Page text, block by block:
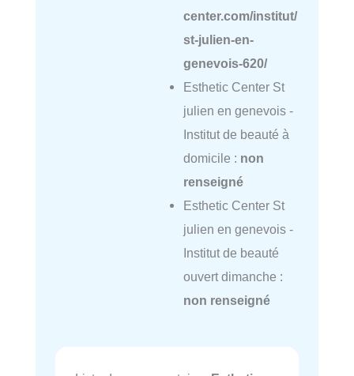
center.com/institut/
st-julien-en-
genevois-620/
Esthetic Center St
julien en genevois -
Institut de beauté à
domicile : non
renseigné
Esthetic Center St
julien en genevois -
Institut de beauté
ouvert dimanche :
non renseigné